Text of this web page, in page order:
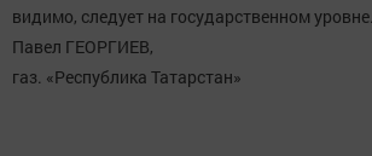
видимо, следует на государственном уровне.
Павел ГЕОРГИЕВ,
газ. «Республика Татарстан»